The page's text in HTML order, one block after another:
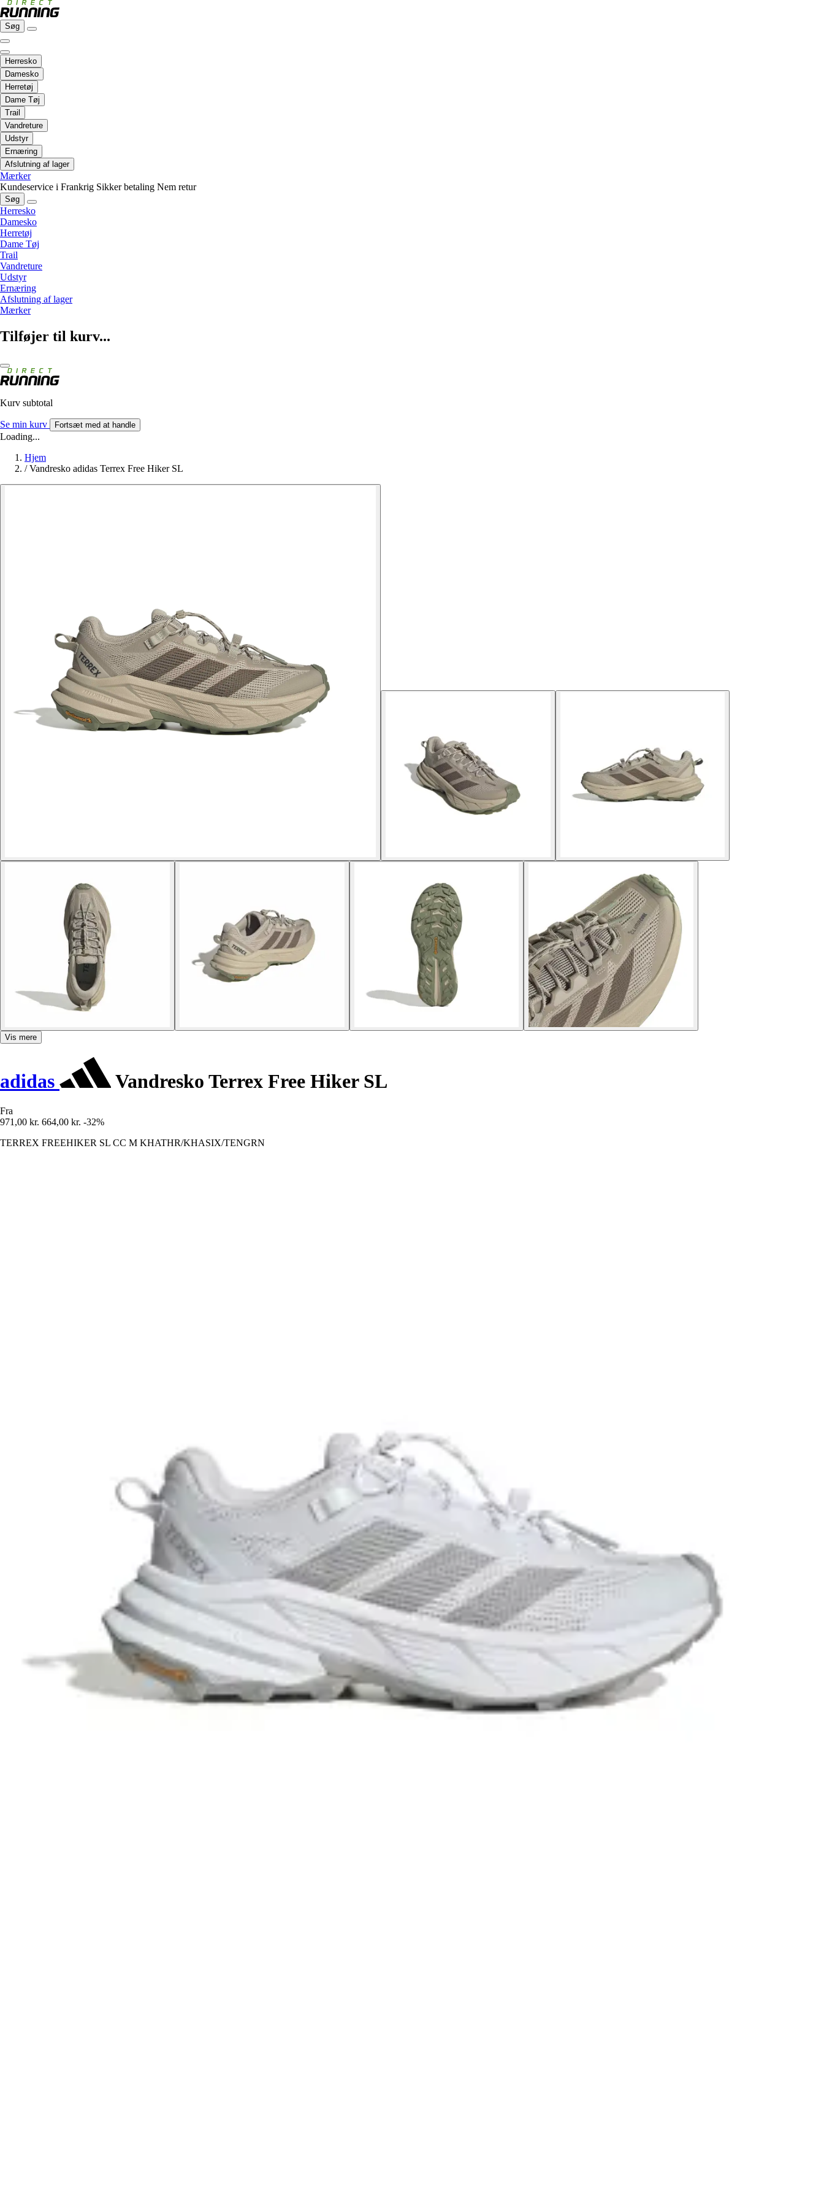
Søg
Herresko
Damesko
Herretøj
Dame Tøj
Trail
Vandreture
Udstyr
Ernæring
Afslutning af lager
Mærker
Kundeservice i Frankrig Sikker betaling Nem retur
Søg
Herresko
Damesko
Herretøj
Dame Tøj
Trail
Vandreture
Udstyr
Ernæring
Afslutning af lager
Mærker
Tilføjer til kurv...
Kurv subtotal
Se min kurv Fortsæt med at handle
Loading...
Hjem
/ Vandresko adidas Terrex Free Hiker SL
Vis mere
adidas Vandresko Terrex Free Hiker SL
Fra
971,00 kr. 664,00 kr. -32%
TERREX FREEHIKER SL CC M KHATHR/KHASIX/TENGRN